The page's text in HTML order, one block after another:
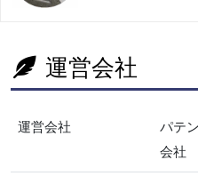
運営会社
運営会社
パテ
会社